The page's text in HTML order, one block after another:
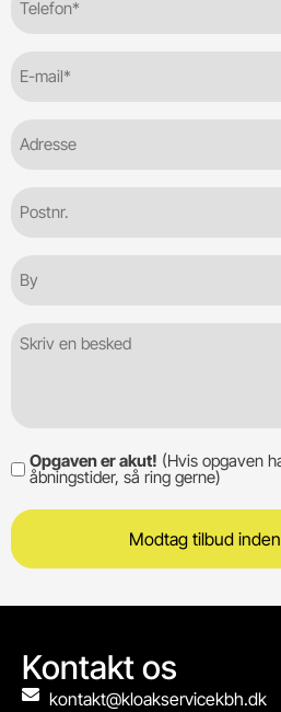
(Required)
mail
Besked
Opgaven
akut!
Opgaven er akut! (Hvis opgaven
åbningstider, så ring gerne)
Kontakt os
kontakt@kloakservicekbh.dk